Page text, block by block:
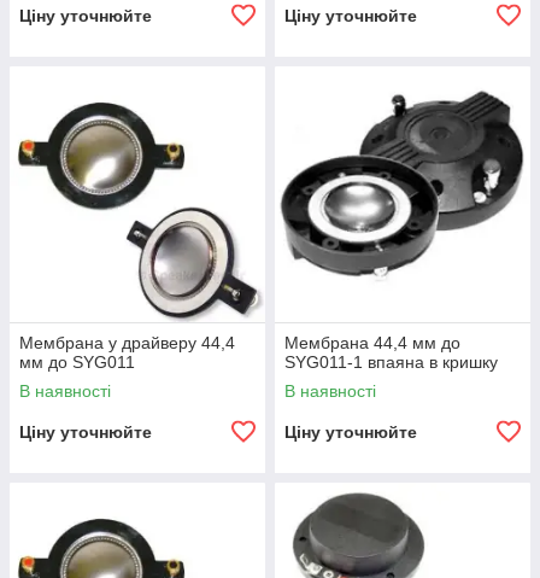
Ціну уточнюйте Ціну уточнюйте
Мембрана у драйверу 44,4
мм до SYG011
В наявності
Ціну уточнюйте
Мембрана 44,4 мм до
SYG011-1 впаяна в кришку
В наявності
Ціну уточнюйте